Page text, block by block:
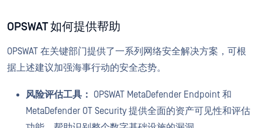
OPSWAT 如何提供帮助
OPSWAT 在关键部门提供了一系列网络安全解决方案，可根
据上述建议加强海事行动的安全态势。
风险评估工具：
OPSWAT MetaDefender Endpoint 和
MetaDefender OT Security 提供全面的资产可见性和评估